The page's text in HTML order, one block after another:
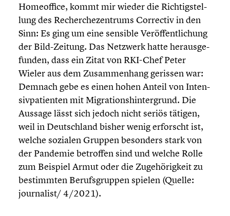
Homeof­fice, kommt mir wieder die Richtig­stel­
lung des Recher­che­zen­trums Correctiv in den
Sinn: Es ging um eine sensible Veröf­fent­li­chung
der Bild-Zeitung. Das Netzwerk hatte heraus­ge­
fun­den, dass ein Zitat von RKI-Chef Peter
Wieler aus dem Zusam­men­hang gerissen war:
Demnach gebe es einen hohen Anteil von Inten­
siv­pa­ti­en­ten mit Migra­ti­ons­hin­ter­grund. Die
Aussage lässt sich jedoch nicht seriös tätigen,
weil in Deutsch­land bisher wenig erforscht ist,
welche sozialen Gruppen besonders stark von
der Pandemie betroffen sind und welche Rolle
zum Beispiel Armut oder die Zugehö­rig­keit zu
bestimm­ten Berufs­grup­pen spielen (Quelle:
journalist/ 4/2021).